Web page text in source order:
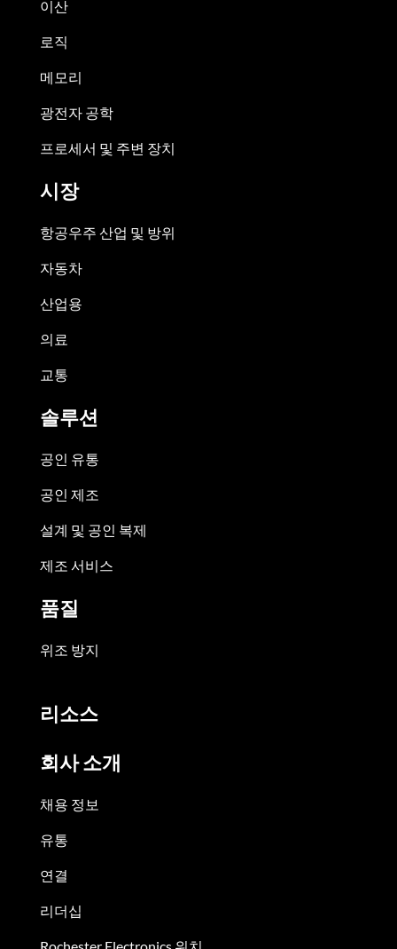
이산
로직
메모리
광전자 공학
프로세서 및 주변 장치
시장
항공우주 산업 및 방위
자동차
산업용
의료
교통
솔루션
공인 유통
공인 제조
설계 및 공인 복제
제조 서비스
품질
위조 방지
리소스
회사 소개
채용 정보
유통
연결
리더십